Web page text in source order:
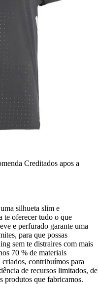
Creditados apos a
silhueta slim e
te oferecer tudo o que
e perfurado garante uma
para que possas
sem te distraires com mais
70 % de materiais
contribuímos para
de recursos limitados, de
produtos que fabricamos.